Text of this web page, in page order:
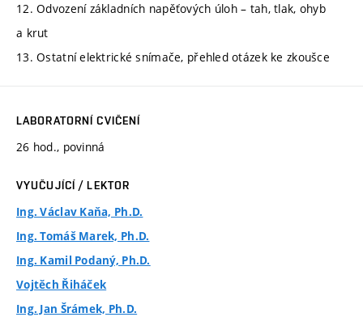
12. Odvození základních napěťových úloh – tah, tlak, ohyb
a krut
13. Ostatní elektrické snímače, přehled otázek ke zkoušce
LABORATORNÍ CVIČENÍ
26 hod., povinná
VYUČUJÍCÍ / LEKTOR
Ing. Václav Kaňa, Ph.D.
Ing. Tomáš Marek, Ph.D.
Ing. Kamil Podaný, Ph.D.
Vojtěch Řiháček
Ing. Jan Šrámek, Ph.D.